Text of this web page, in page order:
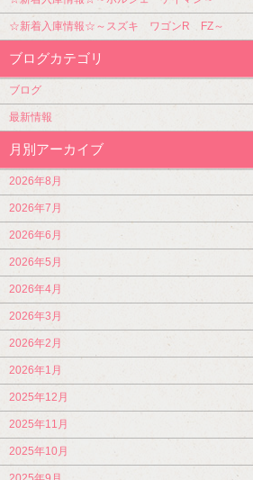
☆新着入庫情報☆～スズキ ワゴンR FZ～
ブログカテゴリ
ブログ
最新情報
月別アーカイブ
2026年8月
2026年7月
2026年6月
2026年5月
2026年4月
2026年3月
2026年2月
2026年1月
2025年12月
2025年11月
2025年10月